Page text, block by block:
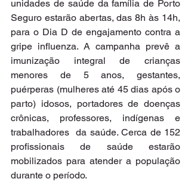
unidades de saúde da família de Porto
Seguro estarão abertas, das 8h às 14h,
para o Dia D de engajamento contra a
gripe influenza. A campanha prevê a
imunização integral de crianças
menores de 5 anos, gestantes,
puérperas (mulheres até 45 dias após o
parto) idosos, portadores de doenças
crônicas, professores, indígenas e
trabalhadores  da saúde. Cerca de 152
profissionais de saúde estarão
mobilizados para atender a população
durante o período.